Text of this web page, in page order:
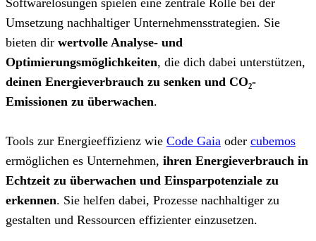
Umsetzung nachhaltiger Unternehmensstrategien. Sie
bieten dir wertvolle Analyse- und
Optimierungsmöglichkeiten, die dich dabei unterstützen,
deinen Energieverbrauch zu senken und CO₂-
Emissionen zu überwachen.
Tools zur Energieeffizienz wie Code Gaia oder cubemos
ermöglichen es Unternehmen, ihren Energieverbrauch in
Echtzeit zu überwachen und Einsparpotenziale zu
erkennen. Sie helfen dabei, Prozesse nachhaltiger zu
gestalten und Ressourcen effizienter einzusetzen.